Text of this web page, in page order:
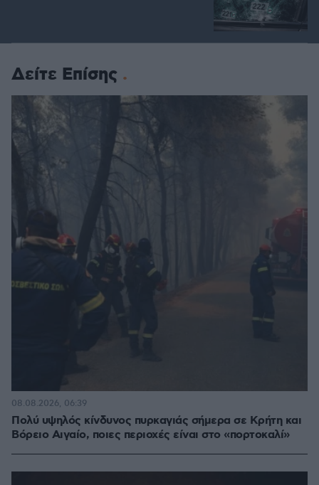
Δείτε Επίσης
Πολύ υψηλός κίνδυνος πυρκαγιάς σήμερα σε Κρήτη και
Βόρειο Αιγαίο, ποιες περιοχές είναι στο «πορτοκαλί»
08.08.2026, 06:39